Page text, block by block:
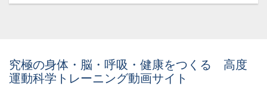
究極の身体・脳・呼吸・健康をつくる 高度
運動科学トレーニング動画サイト